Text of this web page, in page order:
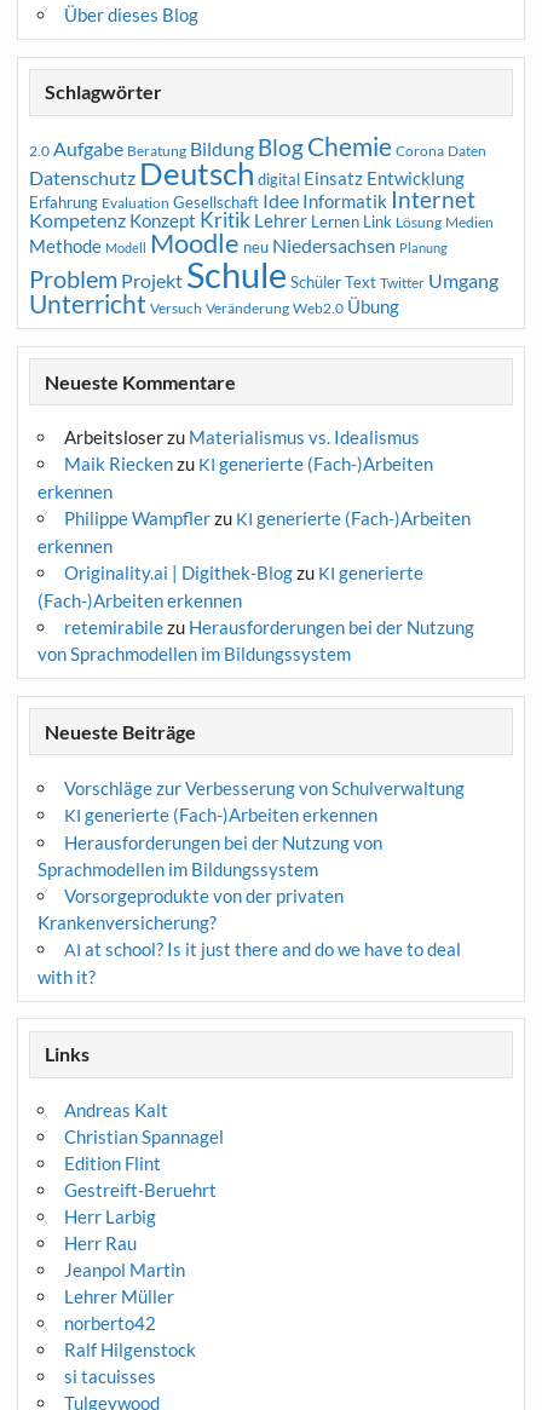
Über dieses Blog
Schlagwörter
2.0 Aufgabe Beratung Bildung BlogChemie Corona Daten
Datenschutz Deutsch digital Einsatz Entwicklung
Erfahrung Evaluation Gesellschaft Idee Informatik Internet
Kompetenz Konzept Kritik Lehrer Lernen Link Lösung Medien
Methode Modell Moodle neu Niedersachsen Planung
Problem Projekt Schule Schüler Text Twitter Umgang
Unterricht Versuch Veränderung Web2.0 Übung
Neueste Kommentare
Arbeitsloserzu Materialismus vs. Idealismus
Maik Rieckenzu KI generierte (Fach-)Arbeiten
erkennen
Philippe Wampflerzu KI generierte (Fach-)Arbeiten
erkennen
Originality.ai | Digithek-Blogzu KI generierte
(Fach-)Arbeiten erkennen
retemirabilezu Herausforderungen bei der Nutzung
von Sprachmodellen im Bildungssystem
Neueste Beiträge
Vorschläge zur Verbesserung von Schulverwaltung
KI generierte (Fach-)Arbeiten erkennen
Herausforderungen bei der Nutzung von
Sprachmodellen im Bildungssystem
Vorsorgeprodukte von der privaten
Krankenversicherung?
AI at school? Is it just there and do we have to deal
with it?
Links
Andreas Kalt
Christian Spannagel
Edition Flint
Gestreift-Beruehrt
Herr Larbig
Herr Rau
Jeanpol Martin
Lehrer Müller
norberto42
Ralf Hilgenstock
si tacuisses
Tulgeywood